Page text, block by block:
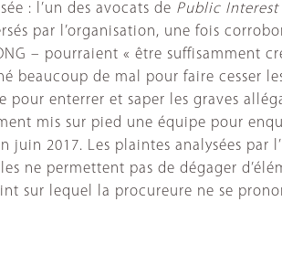
: l’un des avocats de Public Interest
par l’organisation, une fois
– pourraient « être suffisamment
beaucoup de mal pour faire cesser
pour enterrer et saper les graves
mis sur pied une équipe pour
juin 2017. Les plaintes analysées par
ne permettent pas de dégager
sur lequel la procureure ne se